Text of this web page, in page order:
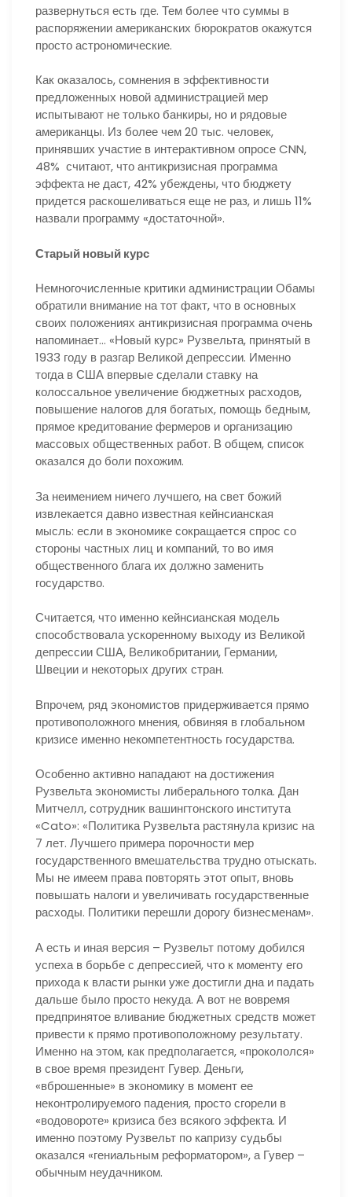
развернуться есть где. Тем более что суммы в
распоряжении американских бюрократов окажутся
просто астрономические.
Как оказалось, сомнения в эффективности
предложенных новой администрацией мер
испытывают не только банкиры, но и рядовые
американцы. Из более чем 20 тыс. человек,
принявших участие в интерактивном опросе CNN,
48% считают, что антикризисная программа
эффекта не даст, 42% убеждены, что бюджету
придется раскошеливаться еще не раз, и лишь 11%
назвали программу «достаточной».
Старый новый курс
Немногочисленные критики администрации Обамы
обратили внимание на тот факт, что в основных
своих положениях антикризисная программа очень
напоминает… «Новый курс» Рузвельта, принятый в
1933 году в разгар Великой депрессии. Именно
тогда в США впервые сделали ставку на
колоссальное увеличение бюджетных расходов,
повышение налогов для богатых, помощь бедным,
прямое кредитование фермеров и организацию
массовых общественных работ. В общем, список
оказался до боли похожим.
За неимением ничего лучшего, на свет божий
извлекается давно известная кейнсианская
мысль: если в экономике сокращается спрос со
стороны частных лиц и компаний, то во имя
общественного блага их должно заменить
государство.
Считается, что именно кейнсианская модель
способствовала ускоренному выходу из Великой
депрессии США, Великобритании, Германии,
Швеции и некоторых других стран.
Впрочем, ряд экономистов придерживается прямо
противоположного мнения, обвиняя в глобальном
кризисе именно некомпетентность государства.
Особенно активно нападают на достижения
Рузвельта экономисты либерального толка. Дан
Митчелл, сотрудник вашингтонского института
«Cato»: «Политика Рузвельта растянула кризис на
7 лет. Лучшего примера порочности мер
государственного вмешательства трудно отыскать.
Мы не имеем права повторять этот опыт, вновь
повышать налоги и увеличивать государственные
расходы. Политики перешли дорогу бизнесменам».
А есть и иная версия – Рузвельт потому добился
успеха в борьбе с депрессией, что к моменту его
прихода к власти рынки уже достигли дна и падать
дальше было просто некуда. А вот не вовремя
предпринятое вливание бюджетных средств может
привести к прямо противоположному результату.
Именно на этом, как предполагается, «прокололся»
в свое время президент Гувер. Деньги,
«вброшенные» в экономику в момент ее
неконтролируемого падения, просто сгорели в
«водовороте» кризиса без всякого эффекта. И
именно поэтому Рузвельт по капризу судьбы
оказался «гениальным реформатором», а Гувер –
обычным неудачником.